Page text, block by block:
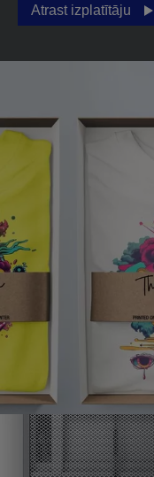
Atrast izplatītāju